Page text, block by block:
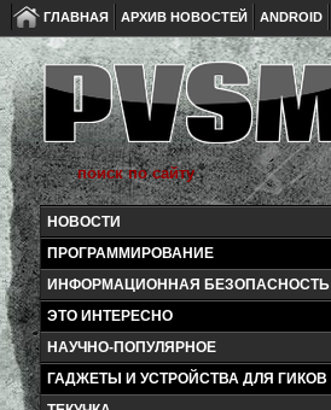
ГЛАВНАЯ АРХИВ НОВОСТЕЙ ANDROID
НОВОСТИ
ПРОГРАММИРОВАНИЕ
ИНФОРМАЦИОННАЯ БЕЗОПАСНОСТЬ
ЭТО ИНТЕРЕСНО
НАУЧНО-ПОПУЛЯРНОЕ
ГАДЖЕТЫ И УСТРОЙСТВА ДЛЯ ГИКОВ